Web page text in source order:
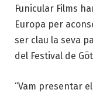
Funicular Films
Europa per
ser clau la seva
del Festival de
“Vam presentar